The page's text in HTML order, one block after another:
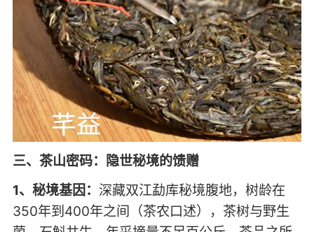
三、茶山密码：隐世秘境的馈赠
1、秘境基因： 深藏双江勐库秘境腹地，树龄在
350年到400年之间（茶农口述），茶树与野生